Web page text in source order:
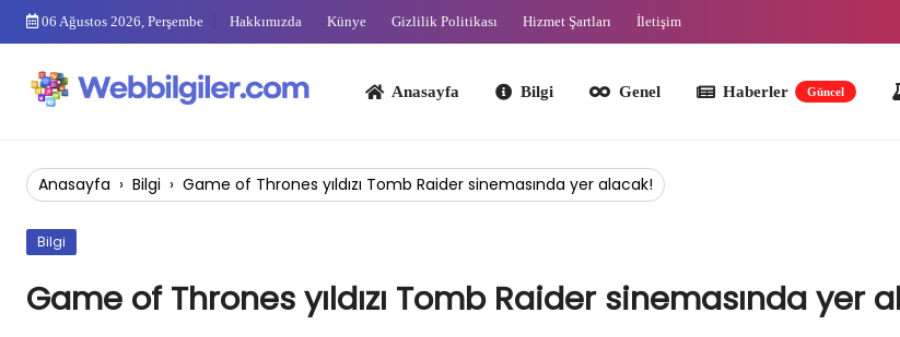
Skip
06 Ağustos 2026, Perşembe Hakkımızda Künye Gizlilik Politikası Hizmet Şartları İletişim
Anasayfa Bilgi Genel Haberler İş Dünyası
Anasayfa › Bilgi › Game of Thrones yıldızı Tomb Raider sinemasında yer alacak!
Bilgi
Game of Thrones yıldızı Tomb Raider sinemasında yer